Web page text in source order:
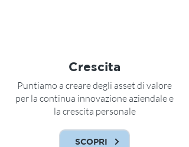
Crescita
Puntiamo a creare degli asset di valore
per la continua innovazione aziendale e
la crescita personale
SCOPRI